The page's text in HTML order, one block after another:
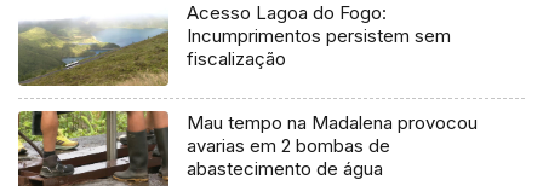
Acesso Lagoa do Fogo:
Incumprimentos persistem sem
fiscalização
Mau tempo na Madalena provocou
avarias em 2 bombas de
abastecimento de água